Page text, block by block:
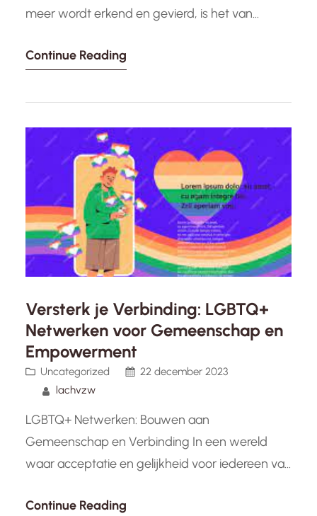
meer wordt erkend en gevierd, is het van
omgeving te creëren voor iedereen, ongeacht
LGBTQ+ ondersteuning speelt hierin een
waar mensen zichzelf kunnen zijn,…
Continue Reading
Versterk je Verbinding: LGBTQ+
Netwerken voor Gemeenschap en
Empowerment
Uncategorized
22 december 2023
lachvzw
LGBTQ+ Netwerken: Bouwen aan
Gemeenschap en Verbinding In een wereld
waar acceptatie en gelijkheid voor iedereen van
een cruciale rol. Deze netwerken bieden een
Continue Reading